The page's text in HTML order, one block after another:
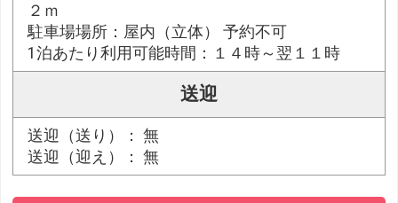
２ｍ
駐車場場所：屋内（立体） 予約不可
1泊あたり利用可能時間：１４時～翌１１時
送迎
送迎（送り）： 無
送迎（迎え）： 無